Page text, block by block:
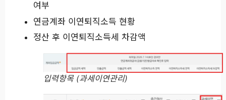
여부
연금계좌 이연퇴직소득 현황
정산 후 이연퇴직소득세 차감액
입력항목 (과세이연관리)